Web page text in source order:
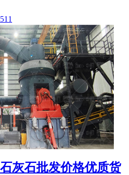
灰石批发价格优质货